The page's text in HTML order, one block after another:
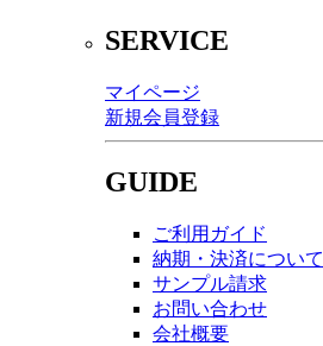
SERVICE
マイページ
新規会員登録
GUIDE
ご利用ガイド
納期・決済について
サンプル請求
お問い合わせ
会社概要